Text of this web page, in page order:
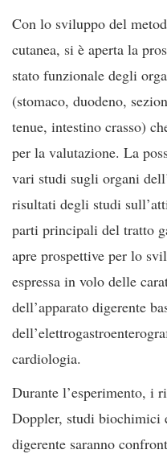
Con lo sviluppo del
cutanea, si è aperta la
stato funzionale degli
(stomaco, duodeno,
tenue, intestino crasso)
per la valutazione. La
vari studi sugli organi
risultati degli studi
parti principali del tratto
apre prospettive per lo
espressa in volo delle
dell’apparato digerente
cardiologia.
Durante l’esperimento, i
Doppler, studi biochimici
digerente saranno